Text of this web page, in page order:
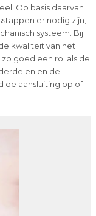
Op basis daarvan
er nodig zijn,
systeem. Bij
kwaliteit van het
goed een rol als de
en de
de aansluiting op of